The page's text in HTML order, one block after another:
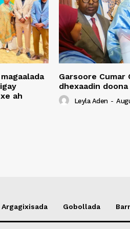
ah
Garsoore Cumar
dhexaadin doona
Leyla Aden -
Argagixisada Gobollada